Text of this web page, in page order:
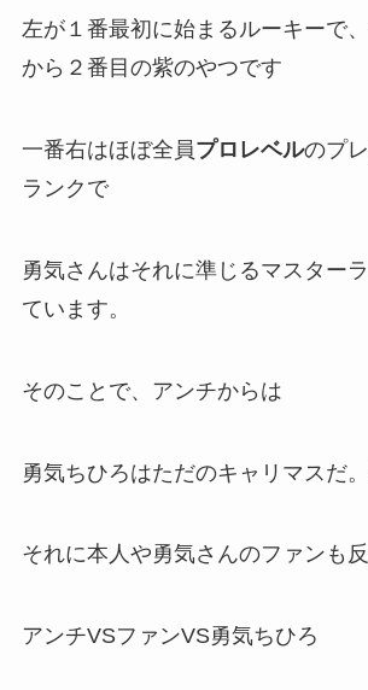
左が１番最初に始まるルーキーで
から２番目の紫のやつです
一番右はほぼ全員プロレベルのプ
ランクで
勇気さんはそれに準じるマスター
ています。
そのことで、アンチからは
勇気ちひろはただのキャリマスだ。
それに本人や勇気さんのファンも
アンチVSファンVS勇気ちひろ